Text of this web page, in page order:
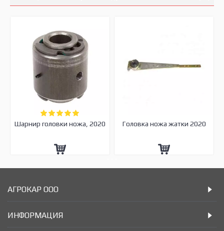
Шарнир головки ножа, 2020 Головка ножа жатки 2020
АГРОКАР ООО
ИНФОРМАЦИЯ